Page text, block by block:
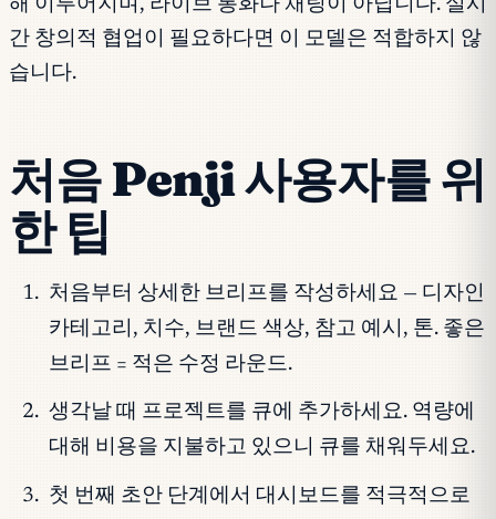
해 이루어지며, 라이브 통화나 채팅이 아닙니다. 실시
간 창의적 협업이 필요하다면 이 모델은 적합하지 않
습니다.
처음 Penji 사용자를 위
한 팁
처음부터 상세한 브리프를 작성하세요 — 디자인
카테고리, 치수, 브랜드 색상, 참고 예시, 톤. 좋은
브리프 = 적은 수정 라운드.
생각날 때 프로젝트를 큐에 추가하세요. 역량에
대해 비용을 지불하고 있으니 큐를 채워두세요.
첫 번째 초안 단계에서 대시보드를 적극적으로